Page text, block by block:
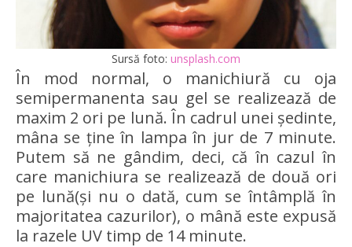
Sursă foto: unsplash.com
În mod normal, o manichiură cu oja
semipermanenta sau gel se realizează de
maxim 2 ori pe lună. În cadrul unei ședinte,
mâna se ține în lampa în jur de 7 minute.
Putem să ne gândim, deci, că în cazul în
care manichiura se realizează de două ori
pe lună(și nu o dată, cum se întâmplă în
majoritatea cazurilor), o mână este expusă
la razele UV timp de 14 minute.